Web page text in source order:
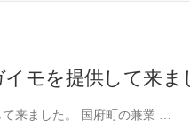
モを提供して来ま
来ました。 国府町の兼業 …